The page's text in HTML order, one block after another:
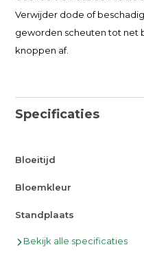
Verwijder dode of
geworden scheuten tot net
knoppen af.
Specificaties
Bloeitijd
Bloemkleur
Standplaats
Bekijk alle specificaties